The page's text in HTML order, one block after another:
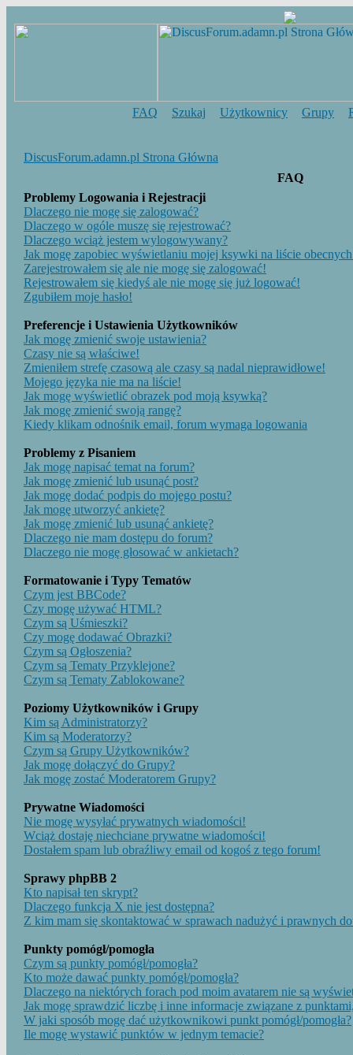
FAQ Szukaj Użytkownicy Grupy
DiscusForum.adamn.pl Strona Główna
FAQ
Problemy Logowania i Rejestracji
Dlaczego nie mogę się zalogować?
Dlaczego w ogóle muszę się rejestrować?
Dlaczego wciąż jestem wylogowywany?
Jak mogę zapobiec wyświetlaniu mojej ksywki na liście
Zarejestrowałem się ale nie mogę się zalogować!
Rejestrowałem się kiedyś ale nie mogę się już logować!
Zgubiłem moje hasło!
Preferencje i Ustawienia Użytkowników
Jak mogę zmienić swoje ustawienia?
Czasy nie są właściwe!
Zmieniłem strefę czasową ale czasy są nadal nieprawidłowe!
Mojego języka nie ma na liście!
Jak mogę wyświetlić obrazek pod moją ksywką?
Jak mogę zmienić swoją rangę?
Kiedy klikam odnośnik email, forum wymaga logowania
Problemy z Pisaniem
Jak mogę napisać temat na forum?
Jak mogę zmienić lub usunąć post?
Jak mogę dodać podpis do mojego postu?
Jak mogę utworzyć ankietę?
Jak mogę zmienić lub usunąć ankietę?
Dlaczego nie mam dostępu do forum?
Dlaczego nie mogę głosować w ankietach?
Formatowanie i Typy Tematów
Czym jest BBCode?
Czy mogę używać HTML?
Czym są Uśmieszki?
Czy mogę dodawać Obrazki?
Czym są Ogłoszenia?
Czym są Tematy Przyklejone?
Czym są Tematy Zablokowane?
Poziomy Użytkowników i Grupy
Kim są Administratorzy?
Kim są Moderatorzy?
Czym są Grupy Użytkowników?
Jak mogę dołączyć do Grupy?
Jak mogę zostać Moderatorem Grupy?
Prywatne Wiadomości
Nie mogę wysyłać prywatnych wiadomości!
Wciąż dostaję niechciane prywatne wiadomości!
Dostałem spam lub obraźliwy email od kogoś z tego forum!
Sprawy phpBB 2
Kto napisał ten skrypt?
Dlaczego funkcja X nie jest dostępna?
Z kim mam się skontaktować w sprawach nadużyć i prawnych
Punkty pomógł/pomogła
Czym są punkty pomógł/pomogła?
Kto może dawać punkty pomógł/pomogła?
Dlaczego na niektórych forach pod moim avatarem nie są
Jak mogę sprawdzić liczbę i inne informacje związane z
W jaki sposób mogę dać użytkownikowi punkt pomógł/pomogła?
Ile mogę wystawić punktów w jednym temacie?